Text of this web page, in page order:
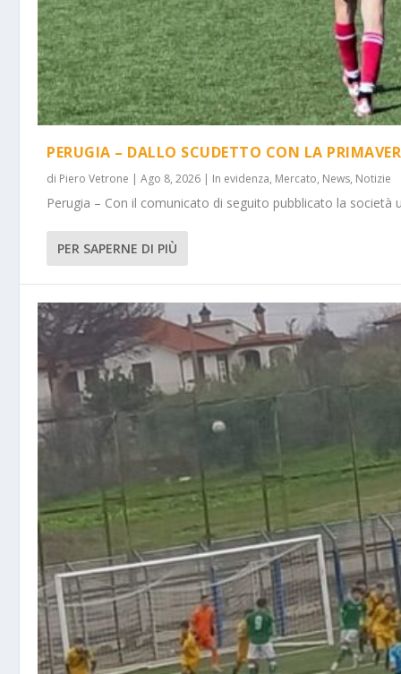
PERUGIA – DALLO SCUDETTO CON LA
di Piero Vetrone |Ago 8, 2026 | In evidenza, Mercato, News, Notizie
Perugia – Con il comunicato di seguito pubblicato la società
PER SAPERNE DI PIÙ